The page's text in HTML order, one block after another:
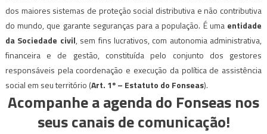
dos maiores sistemas de proteção social distributiva e não contributiva
do mundo, que garante seguranças para a população. É uma entidade
da Sociedade civil, sem fins lucrativos, com autonomia administrativa,
financeira e de gestão, constituída pelo conjunto dos gestores
responsáveis pela coordenação e execução da política de assistência
social em seu território (Art. 1º – Estatuto do Fonseas).
Acompanhe a agenda do Fonseas nos
seus canais de comunicação!